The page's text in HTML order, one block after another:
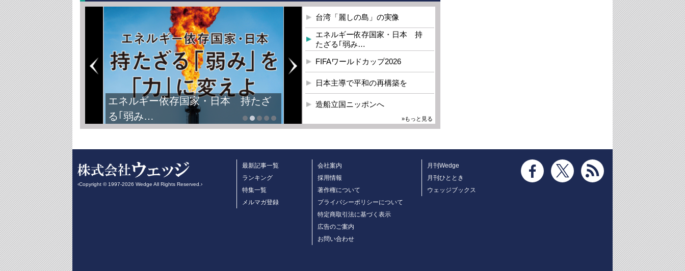
FIFAワールドカップ2026
台湾「麗しの島」の実像
エネルギー依存国家・日本 持
たざる｢弱み…
FIFAワールドカップ2026
日本主導で平和の再構築を
造船立国ニッポンへ
»もっと見る
‹Copyright © 1997-2026 Wedge All Rights Reserved.›
最新記事一覧
ランキング
特集一覧
メルマガ登録
会社案内
採用情報
著作権について
プライバシーポリシーについて
特定商取引法に基づく表示
広告のご案内
お問い合わせ
月刊Wedge
月刊ひととき
ウェッジブックス